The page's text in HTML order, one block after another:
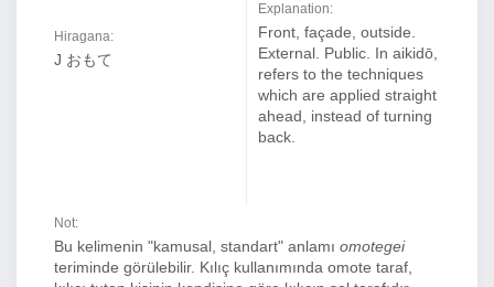
Hiragana:
J おもて
Explanation:
Front, façade, outside.
External. Public. In aikidō,
refers to the techniques
which are applied straight
ahead, instead of turning
back.
Not:
Bu kelimenin "kamusal, standart" anlamı omotegei
teriminde görülebilir. Kılıç kullanımında omote taraf,